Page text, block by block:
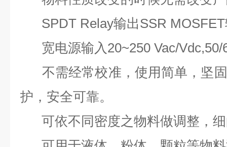
SPDT Relay输出SSR MOSFET
宽电源输入20~250 Vac/Vdc,50/
不需经常校准，使用简单，坚
护，安全可靠。
可依不同密度之物料做调整，细